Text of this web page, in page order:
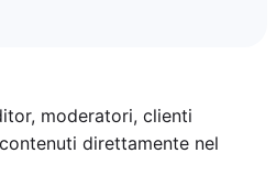
moderatori, clienti
direttamente nel